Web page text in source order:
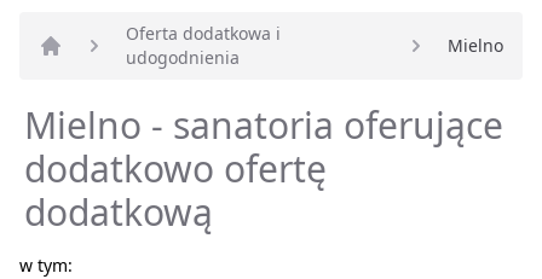
Strona główna
Oferta dodatkowa i
udogodnienia
Mielno
Mielno - sanatoria oferujące
dodatkowo ofertę
dodatkową
w tym: